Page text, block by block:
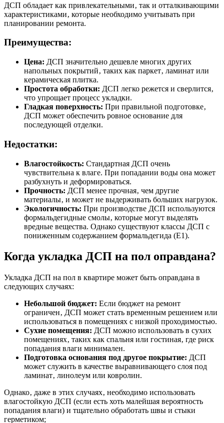
ДСП обладает как привлекательными‚ так и отталкивающими
характеристиками‚ которые необходимо учитывать при
планировании ремонта.
Преимущества:
Цена: ДСП значительно дешевле многих других
напольных покрытий‚ таких как паркет‚ ламинат или
керамическая плитка.
Простота обработки: ДСП легко режется и сверлится‚
что упрощает процесс укладки.
Гладкая поверхность: При правильной подготовке‚
ДСП может обеспечить ровное основание для
последующей отделки.
Недостатки:
Влагостойкость: Стандартная ДСП очень
чувствительна к влаге. При попадании воды она может
разбухнуть и деформироваться.
Прочность: ДСП менее прочная‚ чем другие
материалы‚ и может не выдерживать больших нагрузок.
Экологичность: При производстве ДСП используются
формальдегидные смолы‚ которые могут выделять
вредные вещества. Однако существуют классы ДСП с
пониженным содержанием формальдегида (E1).
Когда укладка ДСП на пол оправдана?
Укладка ДСП на пол в квартире может быть оправдана в
следующих случаях:
Небольшой бюджет: Если бюджет на ремонт
ограничен‚ ДСП может стать временным решением или
использоваться в помещениях с низкой проходимостью.
Сухие помещения: ДСП можно использовать в сухих
помещениях‚ таких как спальня или гостиная‚ где риск
попадания влаги минимален.
Подготовка основания под другое покрытие: ДСП
может служить в качестве выравнивающего слоя под
ламинат‚ линолеум или ковролин.
Однако‚ даже в этих случаях‚ необходимо использовать
влагостойкую ДСП (если есть хоть малейшая вероятность
попадания влаги) и тщательно обработать швы и стыки
герметиком;